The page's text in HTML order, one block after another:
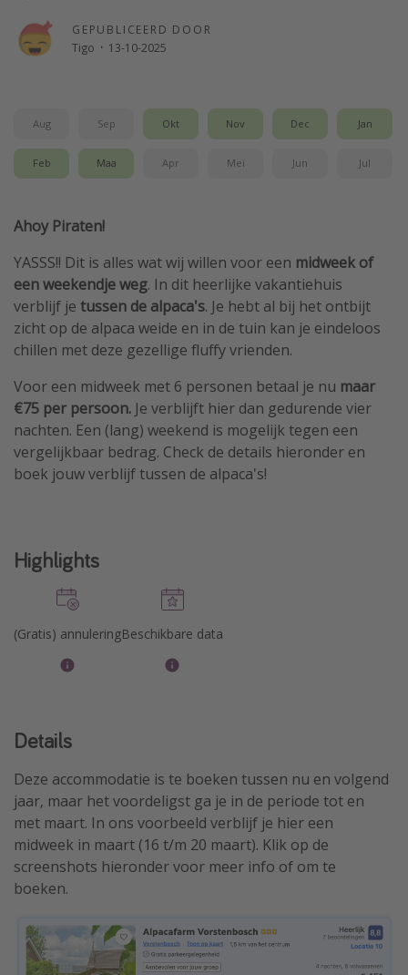
GEPUBLICEERD DOOR
Tigo · 13-10-2025
Aug Sep Okt Nov Dec Jan
Feb Maa Apr Mei Jun Jul
Ahoy Piraten!
YASSS!! Dit is alles wat wij willen voor een midweek of
een weekendjeweg. In dit heerlijke vakantiehuis
verblijf je tussen de alpaca's. Je hebt al bij het ontbijt
zicht op de alpaca weide en in de tuin kan je eindeloos
chillen met deze gezellige fluffy vrienden.
Voor een midweek met 6 personen betaal je nu maar
€75 per persoon. Je verblijft hier dan gedurende vier
nachten. Een (lang) weekend is mogelijk tegen een
vergelijkbaar bedrag. Check de details hieronder en
boek jouw verblijf tussen de alpaca's!
Highlights
(Gratis) annuleringBeschikbare data
Details
Deze accommodatie is te boeken tussen nu en volgend
jaar, maar het voordeligst ga je in de periode tot en
met maart. In ons voorbeeld verblijf je hier een
midweek in maart (16 t/m 20 maart). Klik op de
screenshots hieronder voor meer info of om te
boeken.